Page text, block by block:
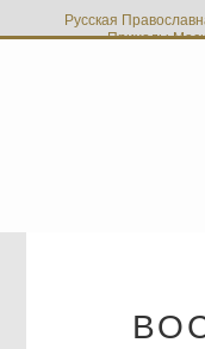
Русская
Приходы